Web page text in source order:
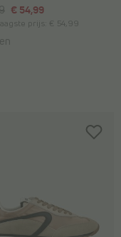
€ 54,99
prijs: € 54,99